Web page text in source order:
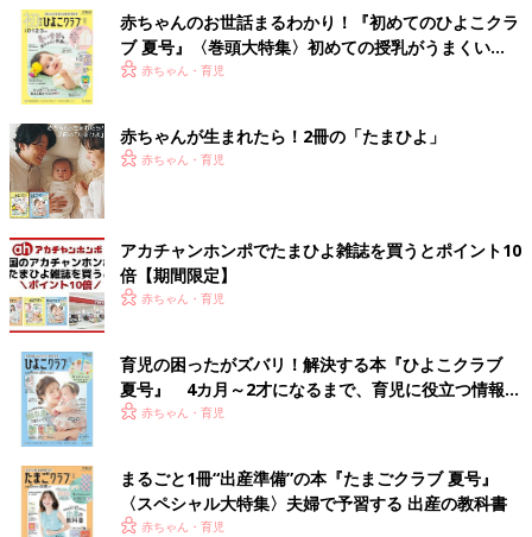
赤ちゃんのお世話まるわかり！『初めてのひよこクラ
ブ 夏号』〈巻頭大特集〉初めての授乳がうまくい
く！ おっぱい・ミルクの基本と夏のトラブル 解決テ
赤ちゃん・育児
赤ちゃんが生まれたら！2冊の「たまひよ」
赤ちゃん・育児
アカチャンホンポでたまひよ雑誌を買うとポイント10
倍【期間限定】
赤ちゃん・育児
育児の困ったがズバリ！解決する本『ひよこクラブ
夏号』 4カ月～2才になるまで、育児に役立つ情報が
いっぱい！
赤ちゃん・育児
まるごと1冊“出産準備”の本『たまごクラブ 夏号』
〈スペシャル大特集〉夫婦で予習する 出産の教科書
赤ちゃん・育児